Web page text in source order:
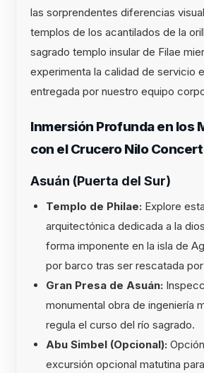
las sorprendentes diferencias
templos de los acantilados de la
sagrado templo insular de Filae
experimenta la calidad de servicio
entregada por nuestro equipo
Inmersión Profunda en los
con el Crucero Nilo
Asuán (Puerta del Sur)
Templo de Philae: Explore
arquitectónica dedicada a la
forma imponente en la isla de
por barco tras ser rescatada por
Gran Presa de Asuán:
monumental obra de ingeniería
regula el curso del río sagrado.
Abu Simbel (Opcional):
excursión opcional matutina